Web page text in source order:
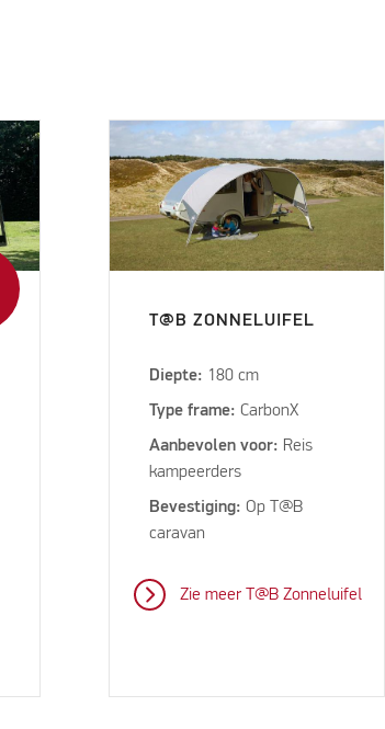
T@B ZONNELUIFEL
Diepte: 180 cm
Type frame:CarbonX
Aanbevolen voor: Reis
kampeerders
Bevestiging:Op T@B
caravan
Zie meer T@B Zonneluifel